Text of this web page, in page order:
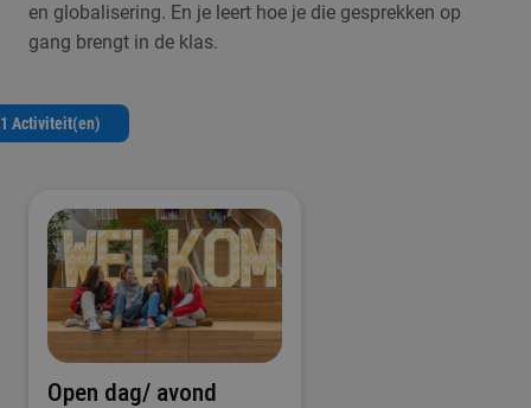
en globalisering. En je leert hoe je die gesprekken op
gang brengt in de klas.
1 Activiteit(en)
Open dag/ avond